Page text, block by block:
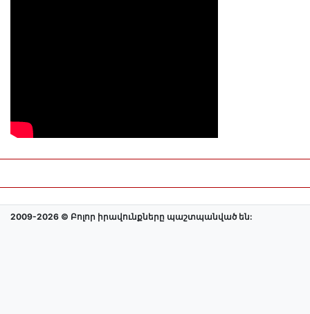
2009-2026 © Բոլոր իրավունքները պաշտպանված են: